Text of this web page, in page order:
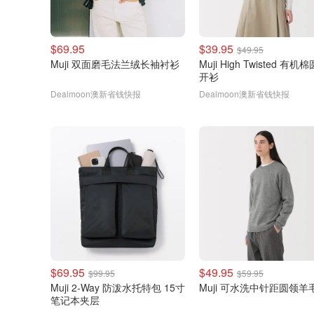
$69.95
Muji 双面磨毛法兰绒长袖衬衫
Dealmoon澳新省钱快报
$39.95 $49.95
Muji High Twisted 有机棉
开衫
Dealmoon澳新省钱快报
$69.95 $99.95
Muji 2-Way 防泼水托特包 15寸
笔记本夹层
$49.95 $59.95
Muji 可水洗中针距圆领羊